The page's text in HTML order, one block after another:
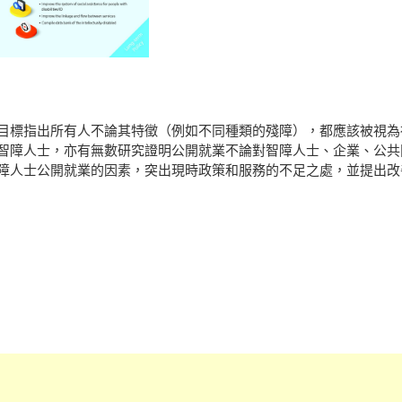
指出所有人不論其特徵（例如不同種類的殘障），都應該被視
人士，亦有無數研究證明公開就業不論對智障人士、企業、公
士公開就業的因素，突出現時政策和服務的不足之處，並提出